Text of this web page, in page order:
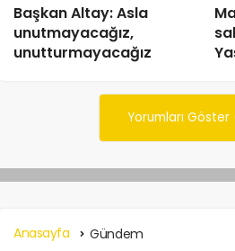
Başkan Altay: Asla
unutmayacağız,
unutturmayacağız
Yorumları Göster
Anasayfa Gündem